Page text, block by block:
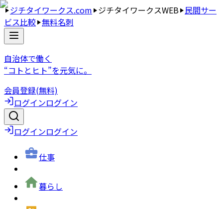
ジチタイワークス.com ジチタイワークスWEB 民間サー
ビス比較 無料名刺
自治体で働く
“コトとヒト”を元気に。
会員登録(無料)
ログインログイン
ログインログイン
仕事
暮らし